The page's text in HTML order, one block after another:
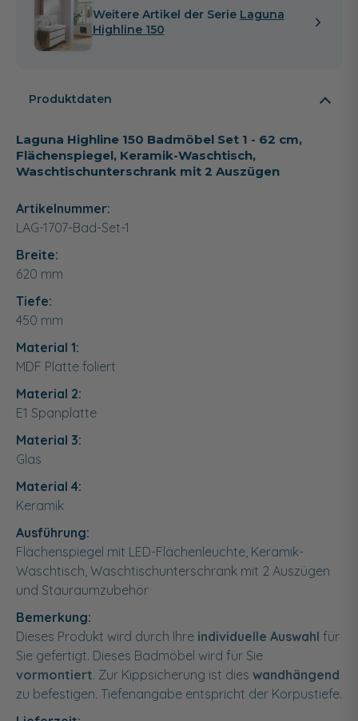
Weitere Artikel der Serie Laguna
Highline 150
Produktdaten
Laguna Highline 150 Badmöbel Set 1 - 62 cm,
Flächenspiegel, Keramik-Waschtisch,
Waschtischunterschrank mit 2 Auszügen
Artikelnummer:
LAG-1707-Bad-Set-1
Breite:
620 mm
Tiefe:
450 mm
Material 1:
MDF Platte foliert
Material 2:
E1 Spanplatte
Material 3:
Glas
Material 4:
Keramik
Ausführung:
Flächenspiegel mit LED-Flächenleuchte, Keramik-
Waschtisch, Waschtischunterschrank mit 2 Auszügen
und Stauraumzubehör
Bemerkung:
Dieses Produkt wird durch Ihre individuelle Auswahl für
Sie gefertigt. Dieses Badmöbel wird für Sie
vormontiert. Zur Kippsicherung ist dies wandhängend
zu befestigen. Tiefenangabe entspricht der Korpustiefe.